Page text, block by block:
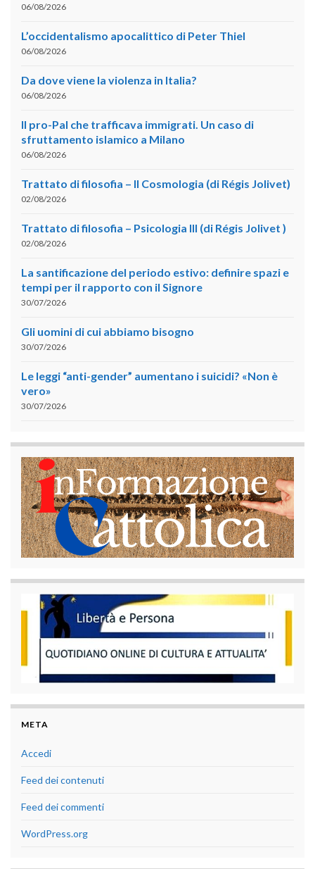
06/08/2026
L’occidentalismo apocalittico di Peter Thiel
06/08/2026
Da dove viene la violenza in Italia?
06/08/2026
Il pro-Pal che trafficava immigrati. Un caso di
sfruttamento islamico a Milano
06/08/2026
Trattato di filosofia – II Cosmologia (di Régis Jolivet)
02/08/2026
Trattato di filosofia – Psicologia III (di Régis Jolivet )
02/08/2026
La santificazione del periodo estivo: definire spazi e
tempi per il rapporto con il Signore
30/07/2026
Gli uomini di cui abbiamo bisogno
30/07/2026
Le leggi “anti-gender” aumentano i suicidi? «Non è
vero»
30/07/2026
META
Accedi
Feed dei contenuti
Feed dei commenti
WordPress.org